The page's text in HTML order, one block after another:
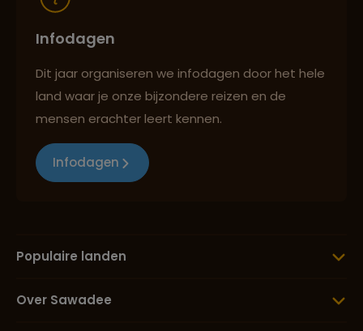
Infodagen
Dit jaar organiseren we infodagen door het hele
land waar je onze bijzondere reizen en de
mensen erachter leert kennen.
Infodagen
Populaire landen
Over Sawadee